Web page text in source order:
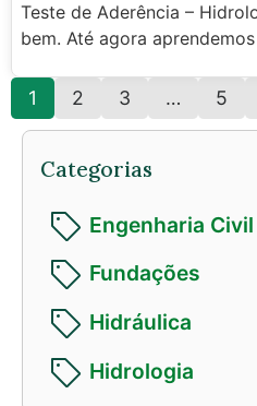
Teste de Aderência –
bem. Até agora
1 2 3 … 5
Categorias
Engenharia Civil
Fundações
Hidráulica
Hidrologia